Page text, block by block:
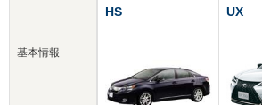
基本情報
HS UX